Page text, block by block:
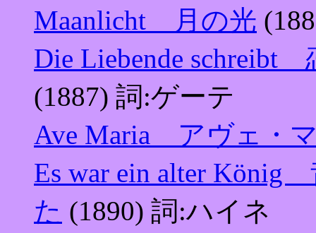
Maanlicht 月の光
Die Liebende schreibt
(1887) 詞:ゲーテ
Ave Maria アヴェ・
Es war ein alter
た (1890) 詞:ハイネ